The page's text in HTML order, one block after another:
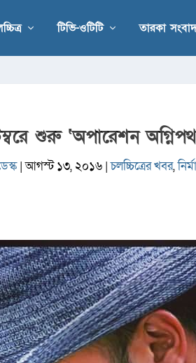
টিভি-ওটিটি তারকা
শুরু ‘অপারেশন
|আগস্ট ১৩, ২০১৬ |চলচ্চিত্রের খবর,